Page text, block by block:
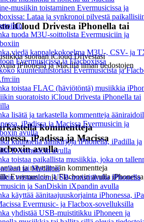
musiikin toistaminen Evermusicissa ja
Lataa ja synkronoi pilvestä
tuoda M3U-soittolista Evermusiciin ja
viedä kappalekokoelma M3U-, CSV- ja
Evermusicissa ja Flacboxissa
kuunteluhistoriasi Evermusicista ja
toistaa FLAC (häviötöntä) musiikkia
suoratoisto iCloud Drivesta iPhonella tai
lisätä ja tarkastella kommentteja
iPadissa ja Macissa Evermusicin ja
avulla
kuunnella äänikirjoja iPhonella, iPadilla ja
Evermusicin avulla
toistaa paikallista musiikkia, joka on
tai Macillesi
toistaminen USB-muistitikulta iPhonella
ja SanDiskin iXpandin avulla
käyttää äänitaajuuskorjainta iPhonessa,
Evermusic- ja Flacbox-sovelluksilla
yhdistää USB-muistitikku iPhoneen ja
iCloud Drivesta iPhonella tai
suoraan iCloud Drivestasi
iPhonella ja Macilla ilman tiedostojen
kommentteja
iPadissa ja Macissa
avulla
ja näyttämään kommentteja
Evermusicin ja Flacboxin avulla